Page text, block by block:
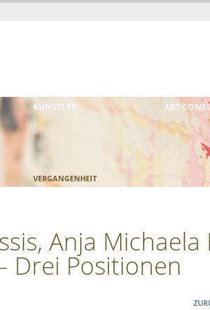
KÜNSTLER ART
VERGANGENHEIT
Anja Michaela
Drei Positionen